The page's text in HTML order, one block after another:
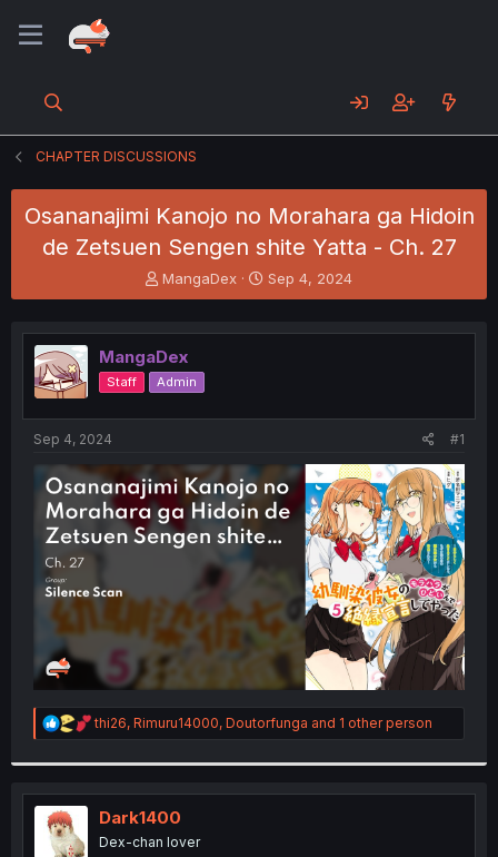
CHAPTER DISCUSSIONS
Osananajimi Kanojo no Morahara ga Hidoin
de Zetsuen Sengen shite Yatta - Ch. 27
T
h
e
a
d
s
t
e
r
MangaDex
S
t
r
t
Sep 4, 2024
MangaDex
Staff Admin
Sep 4, 2024 #1
R
e
t
o
n
thi26, Rimuru14000, Doutorfunga and 1 other person
Dark1400
Dex-chan lover